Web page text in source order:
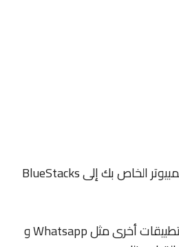
ستساعدك هذه المقالة على فهم كيفية نقل الملفات من جهاز الكمبيوتر الخاص بك إلى BlueStacks
يمكن أيضًا مشاركة الملفات المستوردة في BlueStacks باستخدام تطبيقات أخرى مثل Whatsapp و